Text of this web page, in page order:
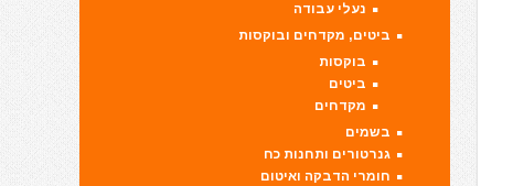
נעלי עבודה
ביטים, מקדחים ובוקסות
בוקסות
ביטים
מקדחים
בשמים
גנרטורים ותחנות כח
חומרי הדבקה ואיטום